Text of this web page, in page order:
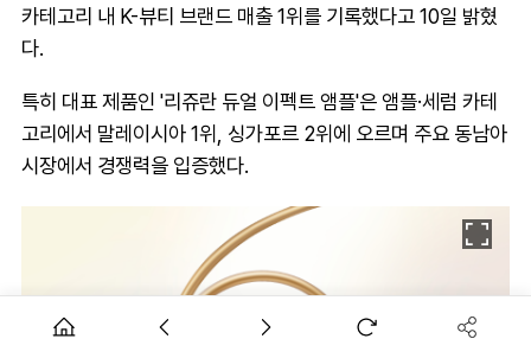
카테고리 내 K-뷰티 브랜드 매출 1위를 기록했다고 10일 밝혔
다.
특히 대표 제품인 '리쥬란 듀얼 이펙트 앰플'은 앰플·세럼 카테
고리에서 말레이시아 1위, 싱가포르 2위에 오르며 주요 동남아
시장에서 경쟁력을 입증했다.